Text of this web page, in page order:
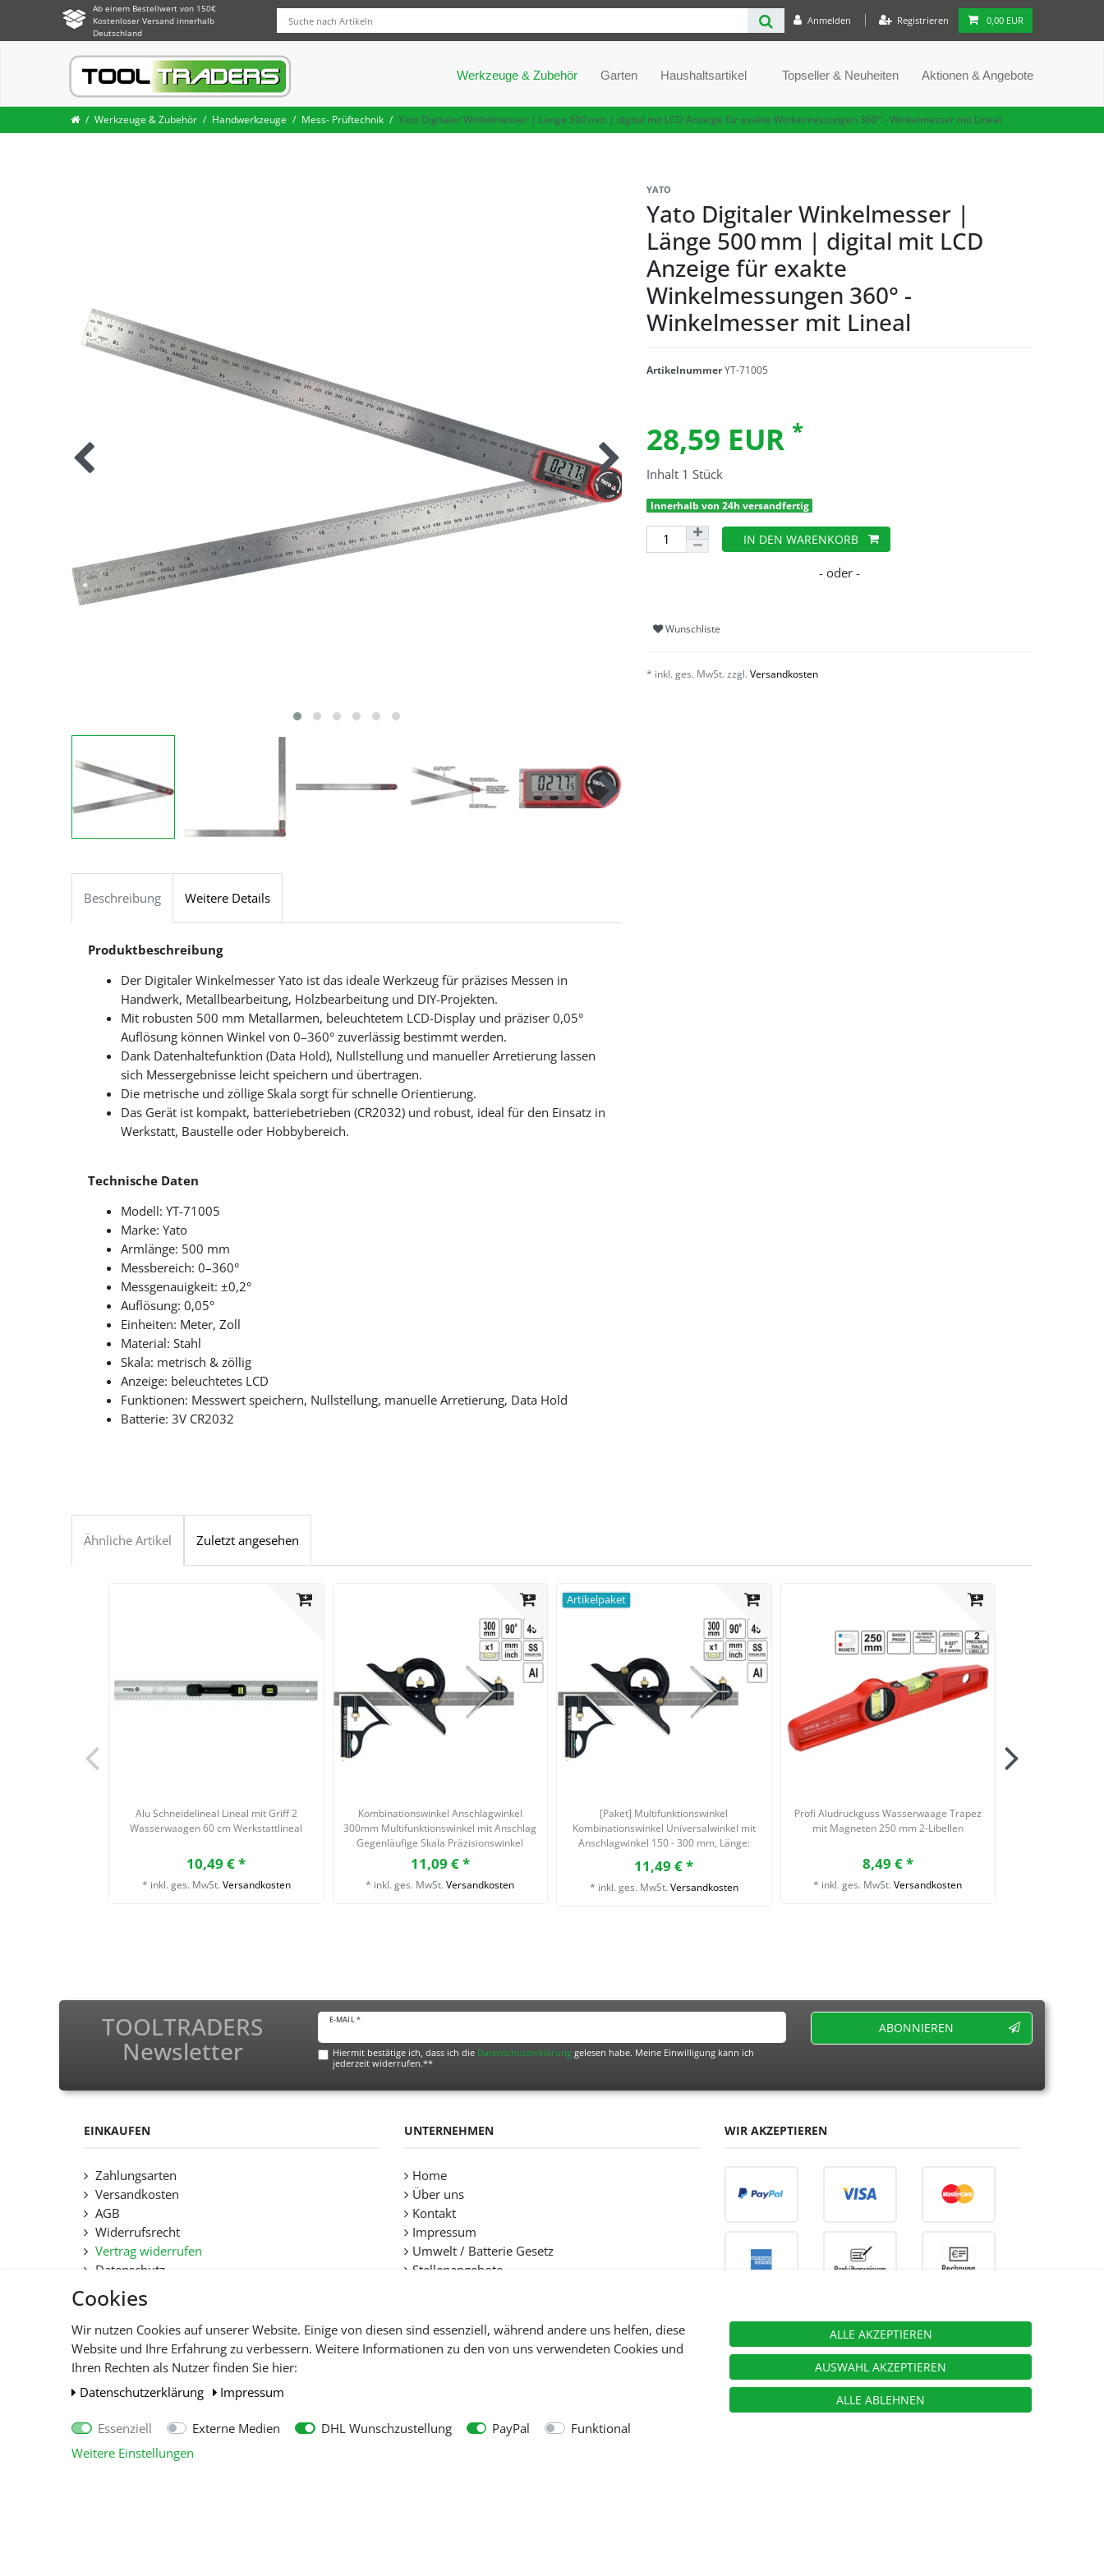
Cookies
Wir nutzen Cookies auf unserer Website. Einige von diesen sind essenziell, während andere uns helfen, diese
Website und Ihre Erfahrung zu verbessern. Weitere Informationen zu den von uns verwendeten Cookies und
Ihren Rechten als Nutzer finden Sie hier:
Daten­schutz­erklärung
Impressum
Essenziell Externe Medien DHL Wunschzustellung PayPal
Funktional
Weitere Einstellungen
ALLE AKZEPTIEREN
AUSWAHL AKZEPTIEREN
ALLE ABLEHNEN
Anmelden Registrieren 0,00 EUR
Ab einem Bestellwert von 150€
Kostenloser Versand innerhalb
Deutschland
Werkzeuge & Zubehör Garten Haushaltsartikel Topseller & Neuheiten Aktionen & Angebote
Werkzeuge & Zubehör Handwerkzeuge Mess- Prüftechnik Yato Digitaler Winkelmesser | Länge 500 mm | digital mit LCD Anzeige für exakte Winkelmessungen 360° - Winkelmesser mit Lineal
YATO
Yato Digitaler Winkelmesser |
Länge 500 mm | digital mit LCD
Anzeige für exakte
Winkelmessungen 360° -
Winkelmesser mit Lineal
ArtikelnummerYT-71005
28,59 EUR *
Inhalt 1 Stück
Innerhalb von 24h versandfertig
IN DEN WARENKORB
Wunschliste
* inkl. ges. MwSt. zzgl. Versandkosten
Beschreibung Weitere Details
Produktbeschreibung
Der Digitaler Winkelmesser Yato ist das ideale Werkzeug für präzises Messen in
Handwerk, Metallbearbeitung, Holzbearbeitung und DIY-Projekten.
Mit robusten 500 mm Metallarmen, beleuchtetem LCD-Display und präziser 0,05°
Auflösung können Winkel von 0–360° zuverlässig bestimmt werden.
Dank Datenhaltefunktion (Data Hold), Nullstellung und manueller Arretierung lassen
sich Messergebnisse leicht speichern und übertragen.
Die metrische und zöllige Skala sorgt für schnelle Orientierung.
Das Gerät ist kompakt, batteriebetrieben (CR2032) und robust, ideal für den Einsatz in
Werkstatt, Baustelle oder Hobbybereich.
Technische Daten
Modell: YT-71005
Marke: Yato
Armlänge: 500 mm
Messbereich: 0–360°
Messgenauigkeit: ±0,2°
Auflösung: 0,05°
Einheiten: Meter, Zoll
Material: Stahl
Skala: metrisch & zöllig
Anzeige: beleuchtetes LCD
Funktionen: Messwert speichern, Nullstellung, manuelle Arretierung, Data Hold
Batterie: 3V CR2032
Ähnliche Artikel Zuletzt angesehen
Alu Schneidelineal Lineal mit Griff 2
Wasserwaagen 60 cm Werkstattlineal
10,49 € *
* inkl. ges. MwSt. Versandkosten
Kombinationswinkel Anschlagwinkel
300mm Multifunktionswinkel mit Anschlag
Gegenläufige Skala Präzisionswinkel
11,09 € *
* inkl. ges. MwSt. Versandkosten
Artikelpaket
[Paket] Multifunktionswinkel
Kombinationswinkel Universalwinkel mit
Anschlagwinkel 150 - 300 mm, Länge:
Multifunktionswinkel 300mm
11,49 € *
* inkl. ges. MwSt. Versandkosten
Profi Aludruckguss Wasserwaage Trapez
mit Magneten 250 mm 2-Libellen
8,49 € *
* inkl. ges. MwSt. Versandkosten
TOOLTRADERS
Newsletter
E-MAIL *
Hiermit bestätige ich, dass ich die Daten­schutz­erklärunggelesen habe. Meine Einwilligung kann ich
jederzeit widerrufen.**
ABONNIEREN
EINKAUFEN
Zahlungsarten
Versandkosten
AGB
Widerrufsrecht
Vertrag widerrufen
Datenschutz
Hilfe
Lieferfristen und Lieferbeschränkung
UNTERNEHMEN
Home
Über uns
Kontakt
Impressum
Umwelt / Batterie Gesetz
Stellenangebote
WIR AKZEPTIEREN
Alle Preise inkl. gesetzl. Mehwersteuer zzgl.Versandkosten , wenn nicht anders beschrieben.